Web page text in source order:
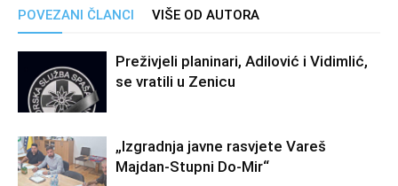
POVEZANI ČLANCI VIŠE OD AUTORA
Preživjeli planinari, Adilović i Vidimlić,
se vratili u Zenicu
„Izgradnja javne rasvjete Vareš
Majdan-Stupni Do-Mir“